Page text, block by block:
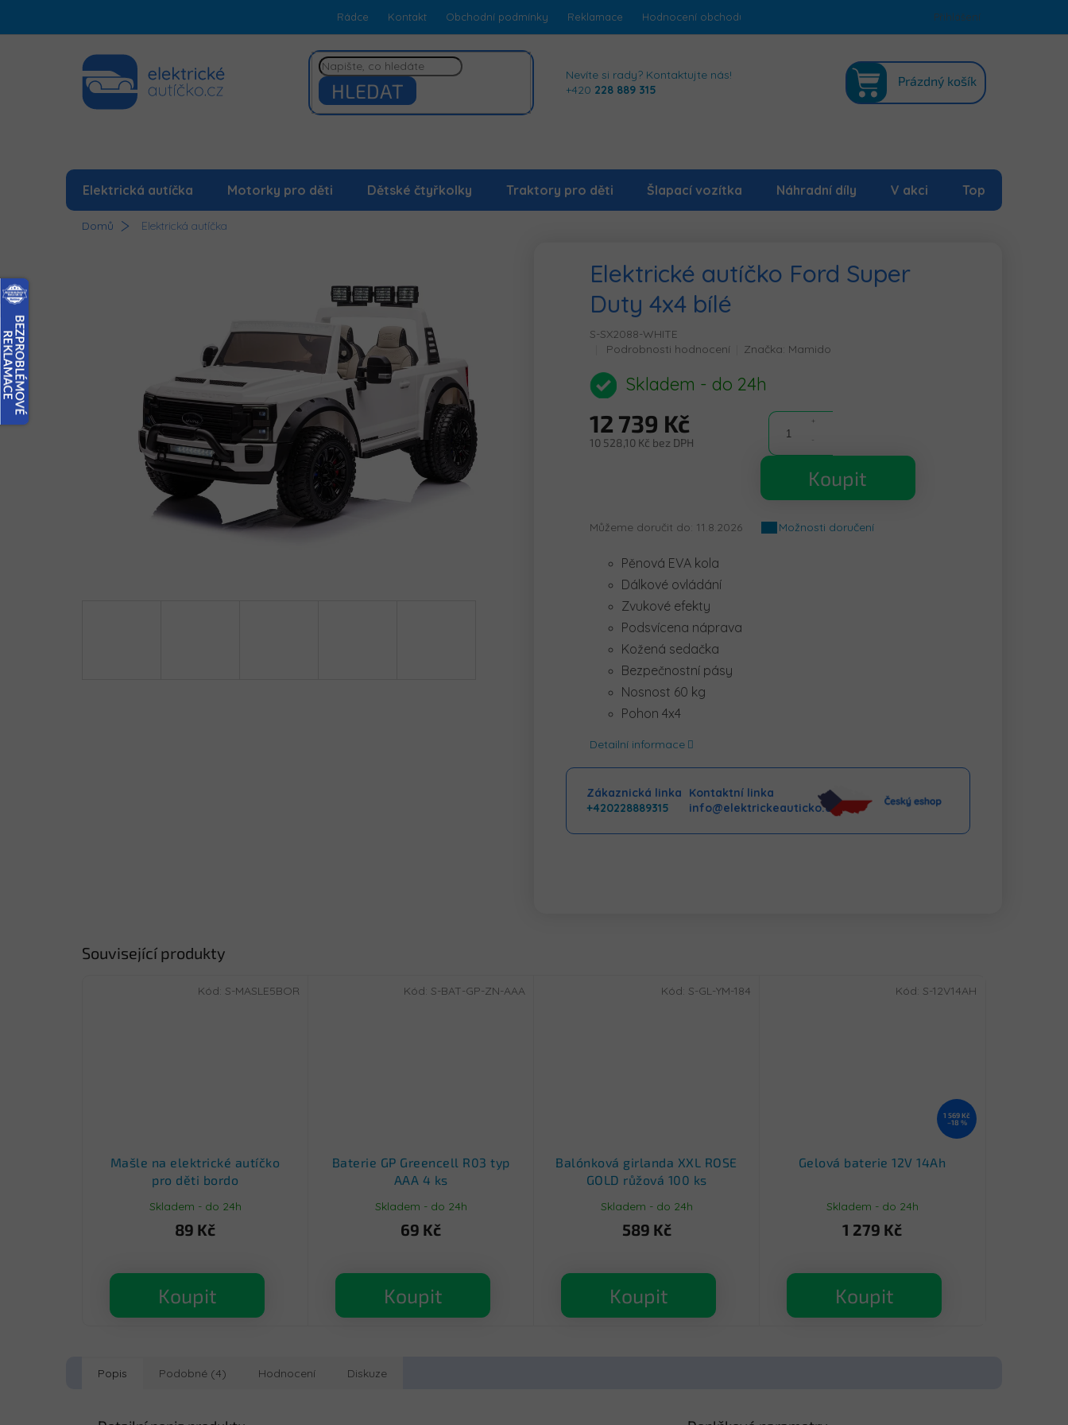
obsah
Rádce Kontakt Obchodní podmínky Reklamace Hodnocení obchodu Podmínky ochrany osobních údajů Mapa serveru
Přihlášení
HLEDAT
Nevíte si rady? Kontaktujte nás!
+420 228 889 315
KOŠÍK
Prázdný košík
Elektrická autíčka Motorky pro děti Dětské čtyřkolky Traktory pro děti Šlapací vozítka Náhradní díly V akci Top
Domů Elektrická autíčka
Elektrické autíčko Ford Super
Duty 4x4 bílé
S-SX2088-WHITE
Průměrné
produktu
je
z
5
Podrobnosti hodnocení Značka: Mamido
Skladem - do 24h
12 739 Kč
10 528,10 Kč bez DPH
Koupit
Můžeme doručit do: 11.8.2026 Možnosti doručení
Pěnová EVA kola
Dálkové ovládání
Zvukové efekty
Podsvícena náprava
Kožená sedačka
Bezpečnostní pásy
Nosnost 60 kg
Pohon 4x4
Detailní informace
Zákaznická linka
+420228889315
Kontaktní linka
info@elektrickeauticko.cz
Související produkty
Mašle na elektrické autíčko
pro děti bordo
Skladem - do 24h
89 Kč
Koupit
Kód: S-MASLE5BOR
Baterie GP Greencell R03 typ
AAA 4 ks
Skladem - do 24h
69 Kč
Koupit
Kód: S-BAT-GP-ZN-AAA
Balónková girlanda XXL ROSE
GOLD růžová 100 ks
Skladem - do 24h
589 Kč
Koupit
Kód: S-GL-YM-184
1 569 Kč
–18 %
Gelová baterie 12V 14Ah
Skladem - do 24h
1 279 Kč
Koupit
Kód: S-12V14AH
Popis Podobné (4) Hodnocení Diskuze